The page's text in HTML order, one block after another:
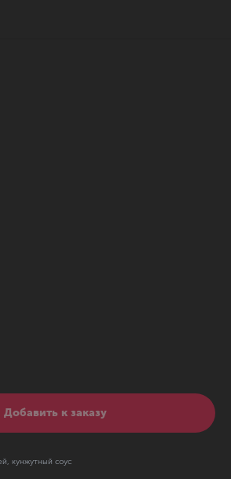
Добавить к заказу
кунжутный соус